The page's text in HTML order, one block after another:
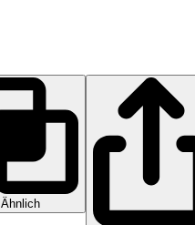
Ähnlich